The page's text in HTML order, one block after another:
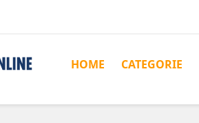
HOME CATEGORIE